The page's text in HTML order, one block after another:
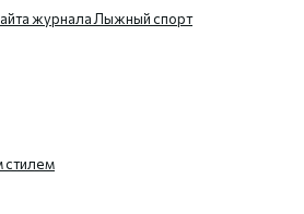
журнала Лыжный спорт
стилем